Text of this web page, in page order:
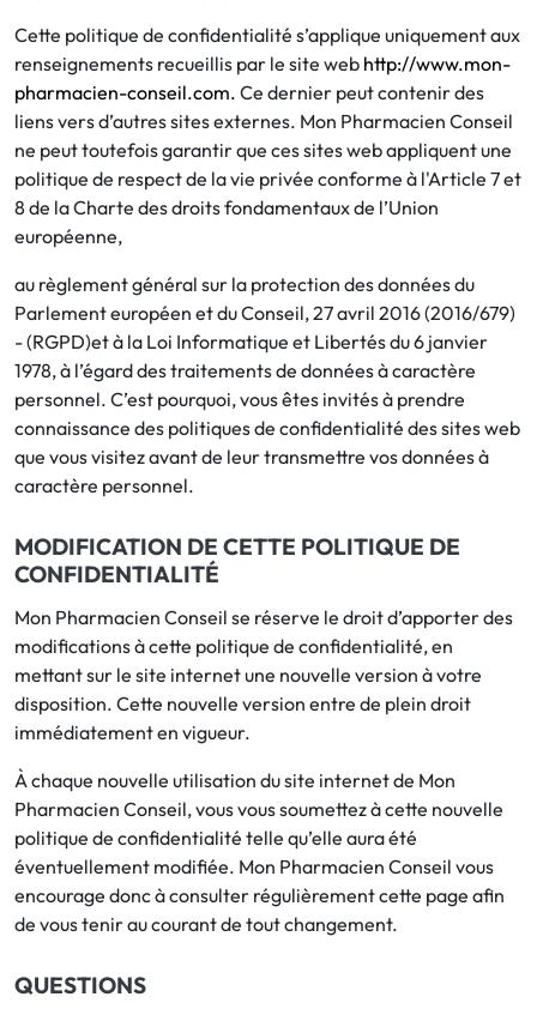
Cette politique de confidentialité s’applique uniquement aux
renseignements recueillis par le site web http://www.mon-
pharmacien-conseil.com. Ce dernier peut contenir des
liens vers d’autres sites externes. Mon Pharmacien Conseil
ne peut toutefois garantir que ces sites web appliquent une
politique de respect de la vie privée conforme à l'Article 7 et
8 de la Charte des droits fondamentaux de l’Union
européenne,
au règlement général sur la protection des données du
Parlement européen et du Conseil, 27 avril 2016 (2016/679)
- (RGPD)et à la Loi Informatique et Libertés du 6 janvier
1978, à l’égard des traitements de données à caractère
personnel. C’est pourquoi, vous êtes invités à prendre
connaissance des politiques de confidentialité des sites web
que vous visitez avant de leur transmettre vos données à
caractère personnel.
MODIFICATION DE CETTE POLITIQUE DE
CONFIDENTIALITÉ
Mon Pharmacien Conseil se réserve le droit d’apporter des
modifications à cette politique de confidentialité, en
mettant sur le site internet une nouvelle version à votre
disposition. Cette nouvelle version entre de plein droit
immédiatement en vigueur.
À chaque nouvelle utilisation du site internet de Mon
Pharmacien Conseil, vous vous soumettez à cette nouvelle
politique de confidentialité telle qu’elle aura été
éventuellement modifiée. Mon Pharmacien Conseil vous
encourage donc à consulter régulièrement cette page afin
de vous tenir au courant de tout changement.
QUESTIONS